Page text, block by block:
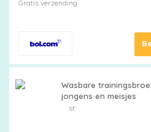
Gratis verzending
Wasbare
jongens en meisjes
st